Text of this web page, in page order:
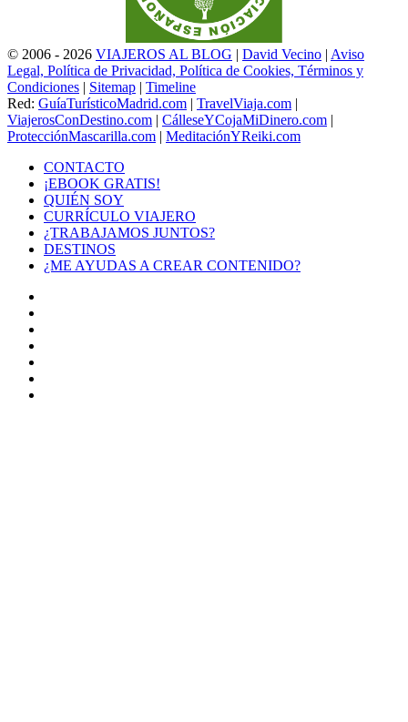
© 2006 - 2026 VIAJEROS AL BLOG | David Vecino | Aviso
Legal, Política de Privacidad, Política de Cookies, Términos y
Condiciones | Sitemap | Timeline
Red: GuíaTurísticoMadrid.com | TravelViaja.com |
ViajerosConDestino.com | CálleseYCojaMiDinero.com |
ProtecciónMascarilla.com | MeditaciónYReiki.com
CONTACTO
¡EBOOK GRATIS!
QUIÉN SOY
CURRÍCULO VIAJERO
¿TRABAJAMOS JUNTOS?
DESTINOS
¿ME AYUDAS A CREAR CONTENIDO?